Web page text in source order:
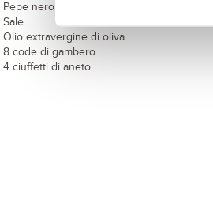
Pepe nero
Sale
Olio extravergine di oliva
8 code di gambero
4 ciuffetti di aneto